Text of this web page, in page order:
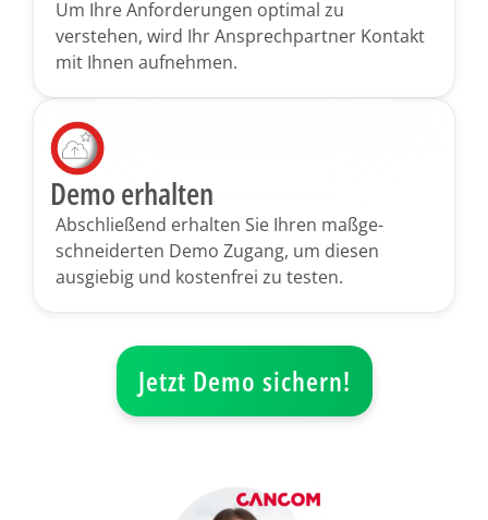
Um Ihre Anforderungen optimal zu
verstehen, wird Ihr Ansprech­partner Kontakt
mit Ihnen aufnehmen.
Demo erhalten
Abschließend erhalten Sie Ihren maßge­
schneiderten Demo Zugang, um diesen
ausgiebig und kostenfrei zu testen.
Jetzt Demo sichern!